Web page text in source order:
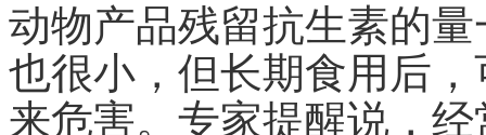
动物产品残留抗生素的
也很小，但长期食用后
来危害。专家提醒说，